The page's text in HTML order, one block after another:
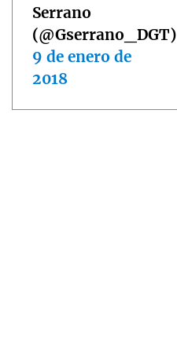
Serrano
(@Gserrano_DGT)
9 de enero de
2018